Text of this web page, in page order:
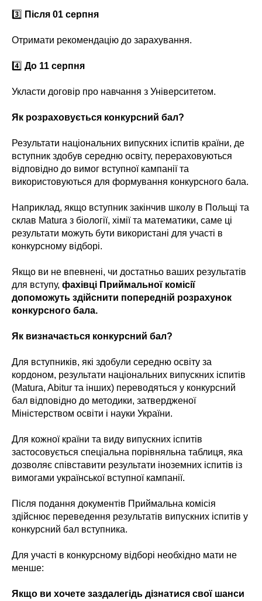
3️⃣ Після 01 серпня
Отримати рекомендацію до зарахування.
4️⃣ До 11 серпня
Укласти договір про навчання з Університетом.
Як розраховується конкурсний бал?
Результати національних випускних іспитів країни, де
вступник здобув середню освіту, перераховуються
відповідно до вимог вступної кампанії та
використовуються для формування конкурсного бала.
Наприклад, якщо вступник закінчив школу в Польщі та
склав Matura з біології, хімії та математики, саме ці
результати можуть бути використані для участі в
конкурсному відборі.
Якщо ви не впевнені, чи достатньо ваших результатів
для вступу, фахівці Приймальної комісії
допоможуть здійснити попередній розрахунок
конкурсного бала.
Як визначається конкурсний бал?
Для вступників, які здобули середню освіту за
кордоном, результати національних випускних іспитів
(Matura, Abitur та інших) переводяться у конкурсний
бал відповідно до методики, затвердженої
Міністерством освіти і науки України.
Для кожної країни та виду випускних іспитів
застосовується спеціальна порівняльна таблиця, яка
дозволяє співставити результати іноземних іспитів із
вимогами української вступної кампанії.
Після подання документів Приймальна комісія
здійснює переведення результатів випускних іспитів у
конкурсний бал вступника.
Для участі в конкурсному відборі необхідно мати не
менше:
Якщо ви хочете заздалегідь дізнатися свої шанси